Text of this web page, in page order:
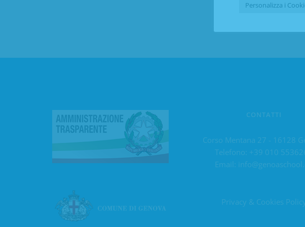
CONTATTI
Corso Mentana 27 - 16128
Telefono: +39 010
Email:
Privacy & Cookies
Personalizza i